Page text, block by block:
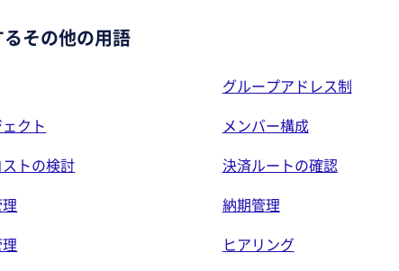
その他の用語
グループアドレス制
クト
メンバー構成
トの検討
決済ルートの確認
納期管理
ヒアリング